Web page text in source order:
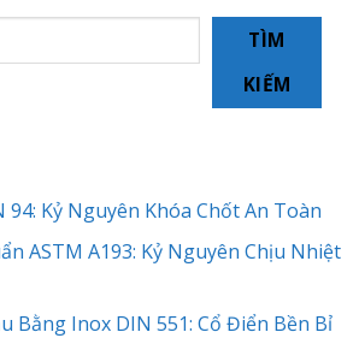
TÌM
KIẾM
94: Kỷ Nguyên Khóa Chốt An Toàn
ASTM A193: Kỷ Nguyên Chịu Nhiệt
Bằng Inox DIN 551: Cổ Điển Bền Bỉ